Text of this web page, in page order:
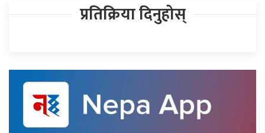
प्रतिक्रिया दिनुहोस्